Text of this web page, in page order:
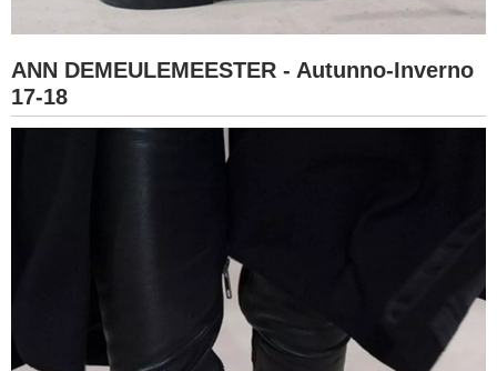
ANN DEMEULEMEESTER - Autunno-Inverno
17-18